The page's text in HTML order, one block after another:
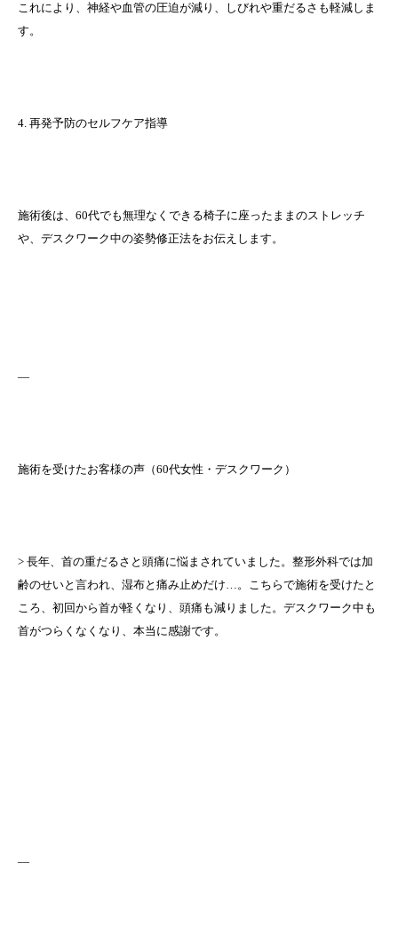
これにより、神経や血管の圧迫が減り、しびれや重だるさも軽減しま
す。
4. 再発予防のセルフケア指導
施術後は、60代でも無理なくできる椅子に座ったままのストレッチ
や、デスクワーク中の姿勢修正法をお伝えします。
—
施術を受けたお客様の声（60代女性・デスクワーク）
> 長年、首の重だるさと頭痛に悩まされていました。整形外科では加
齢のせいと言われ、湿布と痛み止めだけ…。こちらで施術を受けたと
ころ、初回から首が軽くなり、頭痛も減りました。デスクワーク中も
首がつらくなくなり、本当に感謝です。
—